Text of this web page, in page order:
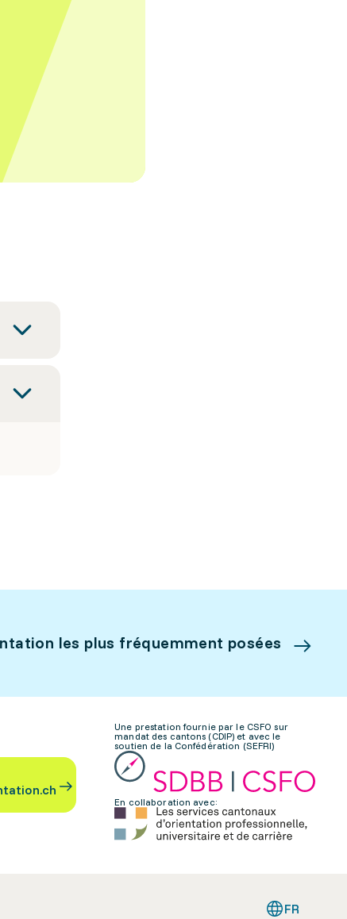
les plus fréquemment posées
Une prestation fournie par le CSFO sur
mandat des cantons (CDIP) et avec le
soutien de la Confédération (SEFRI)
En collaboration avec:
FR